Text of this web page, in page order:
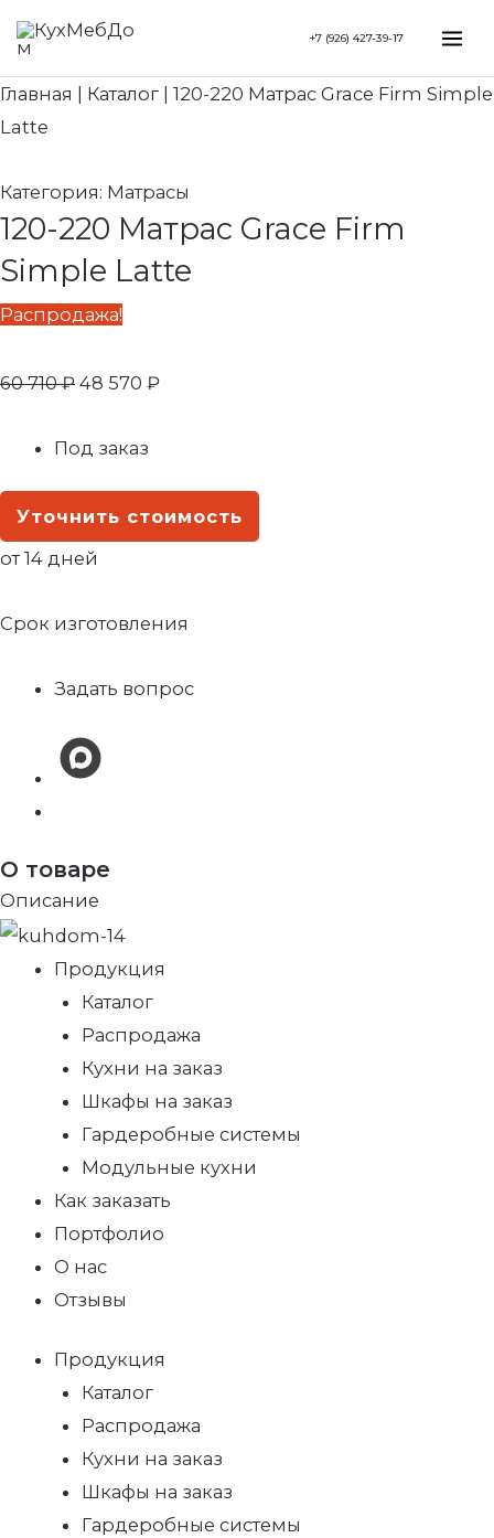
Перейти
содержимому
+7 (926) 427-39-17
Главная Каталог
120-220 Матрас Grace Firm Simple
Latte
Категория: Матрасы
120-220 Матрас Grace Firm
Simple Latte
Распродажа!
60 710₽
Первоначальная
составляла
48 570 ₽
48
Под заказ
Уточнить стоимость
от 14 дней
Срок изготовления
Задать вопрос
О товаре
Описание
Продукция
Каталог
Распродажа
Кухни на заказ
Шкафы на заказ
Гардеробные системы
Модульные кухни
Как заказать
Портфолио
О нас
Отзывы
Продукция
Каталог
Распродажа
Кухни на заказ
Шкафы на заказ
Гардеробные системы